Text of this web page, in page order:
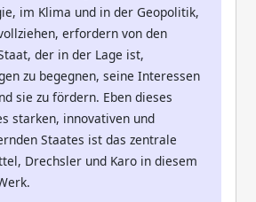
im Klima und in der Geopolitik,
erfordern von den
der in der Lage ist,
zu begegnen, seine Interessen
sie zu fördern. Eben dieses
starken, innovativen und
Staates ist das zentrale
Drechsler und Karo in diesem